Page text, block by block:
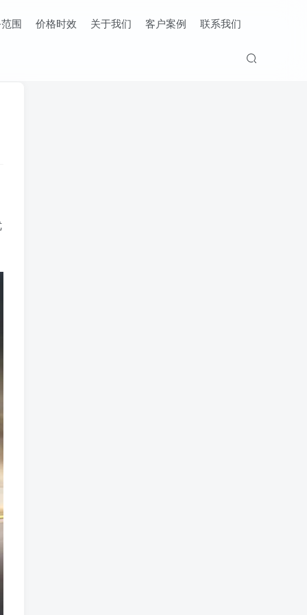
围 价格时效 关于我们 客户案例 联系我们